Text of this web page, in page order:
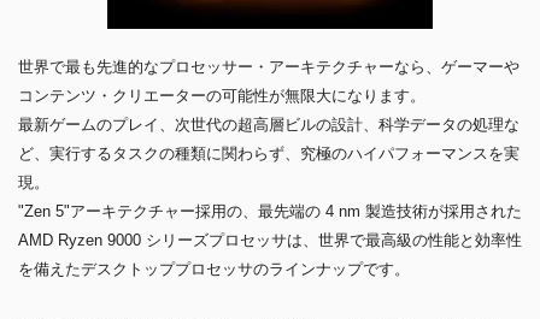
世界で最も先進的なプロセッサー・アーキテクチャーなら、ゲーマーや
コンテンツ・クリエーターの可能性が無限大になります。
最新ゲームのプレイ、次世代の超高層ビルの設計、科学データの処理な
ど、実行するタスクの種類に関わらず、究極のハイパフォーマンスを実
現。
"Zen 5"アーキテクチャー採用の、最先端の 4 nm 製造技術が採用された
AMD Ryzen 9000 シリーズプロセッサは、世界で最高級の性能と効率性
を備えたデスクトッププロセッサのラインナップです。